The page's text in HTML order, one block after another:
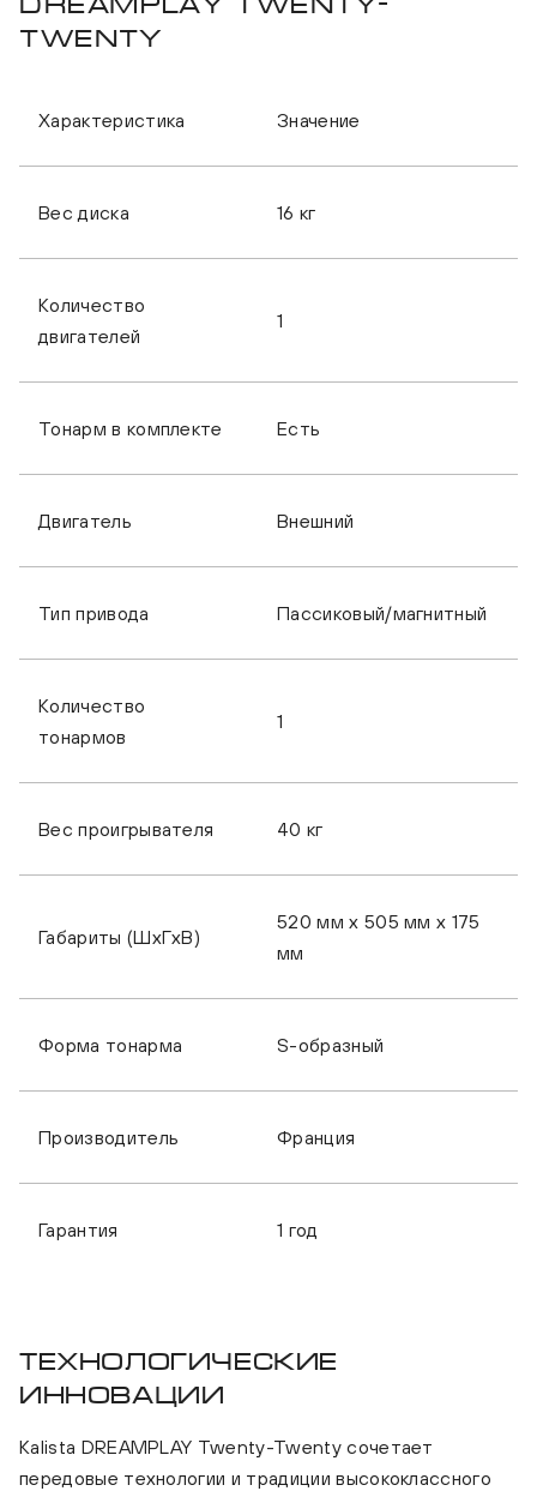
DREAMPLAY Twenty-
Twenty
Характеристика Значение
Вес диска 16 кг
Количество
двигателей
1
Тонарм в комплекте Есть
Двигатель Внешний
Тип привода Пассиковый/магнитный
Количество
тонармов
1
Вес проигрывателя 40 кг
Габариты (ШxГxВ)
520 мм x 505 мм x 175
мм
Форма тонарма S-образный
Производитель Франция
Гарантия 1 год
Технологические
инновации
Kalista DREAMPLAY Twenty-Twenty сочетает
передовые технологии и традиции высококлассного